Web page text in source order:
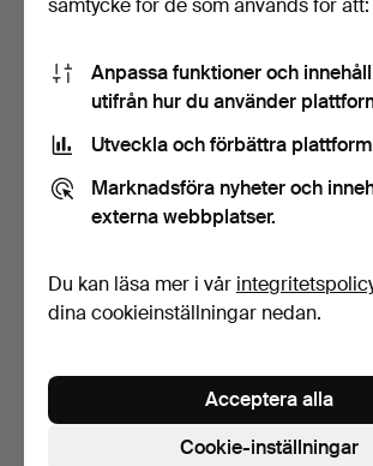
SOLGLASÖGON, "Wayfarer
II", Ray-Ban.
2 bud
37 USD
5 bud
48 USD
samtycke för de som används för att:
Anpassa funktioner och
utifrån hur du använder
Utveckla och förbättra
Marknadsföra nyheter och
externa webbplatser.
Du kan läsa mer i vår
dina cookieinställningar nedan.
Cookie-inställningar
Acceptera alla